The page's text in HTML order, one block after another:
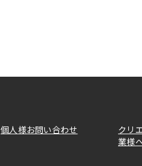
個人様お問い合わせ
クリ
業様